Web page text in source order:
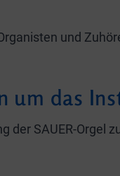
und
um das
der SAUER-Orgel